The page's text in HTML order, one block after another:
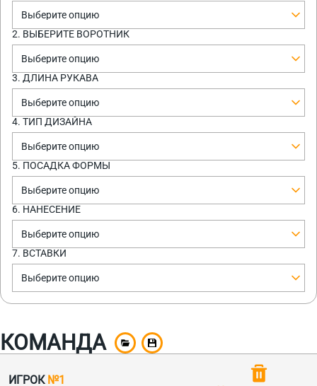
Выберите опцию
2. ВЫБЕРИТЕ ВОРОТНИК
Выберите опцию
3. ДЛИНА РУКАВА
Выберите опцию
4. ТИП ДИЗАЙНА
Выберите опцию
5. ПОСАДКА ФОРМЫ
Выберите опцию
6. НАНЕСЕНИЕ
Выберите опцию
7. ВСТАВКИ
Выберите опцию
КОМАНДА
ИГРОК №1